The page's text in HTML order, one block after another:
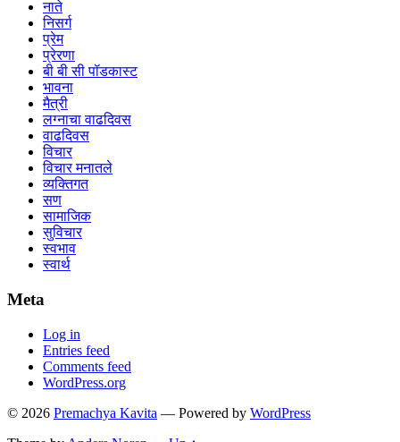
नाते
निसर्ग
प्रेम
प्रेरणा
बी बी सी पॉडकास्ट
भावना
मैत्री
लग्नाचा वाढदिवस
वाढदिवस
विचार
विचार मनातले
व्यक्तिगत
सण
सामाजिक
सुविचार
स्वभाव
स्वार्थ
Meta
Log in
Entries feed
Comments feed
WordPress.org
© 2026 Premachya Kavita — Powered by WordPress